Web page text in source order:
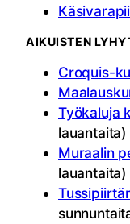
AIKUISTEN
Croquis-
Työkaluja
lauantaita)
Muraalin
lauantaita)